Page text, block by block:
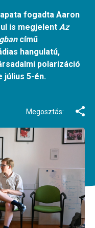
fogadta Aaron
is megjelent Az
című
hangulatú,
polarizáció
július 5-én.
Megosztás: